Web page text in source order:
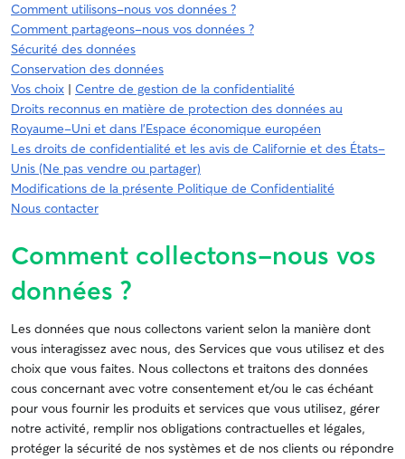
Comment utilisons-nous vos données ?
Comment partageons-nous vos données ?
Sécurité des données
Conservation des données
Vos choix | Centre de gestion de la confidentialité
Droits reconnus en matière de protection des données au
Royaume-Uni et dans l'Espace économique européen
Les droits de confidentialité et les avis de Californie et des États-
Unis (Ne pas vendre ou partager)
Modifications de la présente Politique de Confidentialité
Nous contacter
Comment collectons-nous vos
données ?
Les données que nous collectons varient selon la manière dont
vous interagissez avec nous, des Services que vous utilisez et des
choix que vous faites. Nous collectons et traitons des données
cous concernant avec votre consentement et/ou le cas échéant
pour vous fournir les produits et services que vous utilisez, gérer
notre activité, remplir nos obligations contractuelles et légales,
protéger la sécurité de nos systèmes et de nos clients ou répondre